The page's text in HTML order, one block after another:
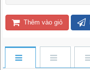
Thêm vào giỏ